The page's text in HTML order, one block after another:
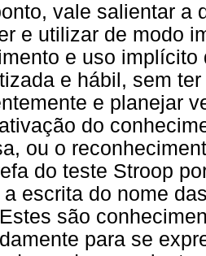
vale salientar a
e utilizar de modo
e uso
e hábil, sem
e planejar
do
ou o
do teste Stroop
a escrita do nome
são
para se